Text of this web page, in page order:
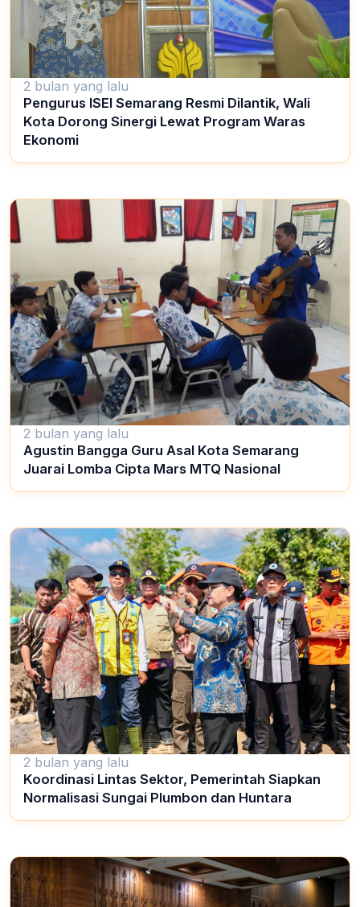
2 bulan yang lalu
Pengurus ISEI Semarang Resmi Dilantik, Wali
Kota Dorong Sinergi Lewat Program Waras
Ekonomi
2 bulan yang lalu
Agustin Bangga Guru Asal Kota Semarang
Juarai Lomba Cipta Mars MTQ Nasional
2 bulan yang lalu
Koordinasi Lintas Sektor, Pemerintah Siapkan
Normalisasi Sungai Plumbon dan Huntara